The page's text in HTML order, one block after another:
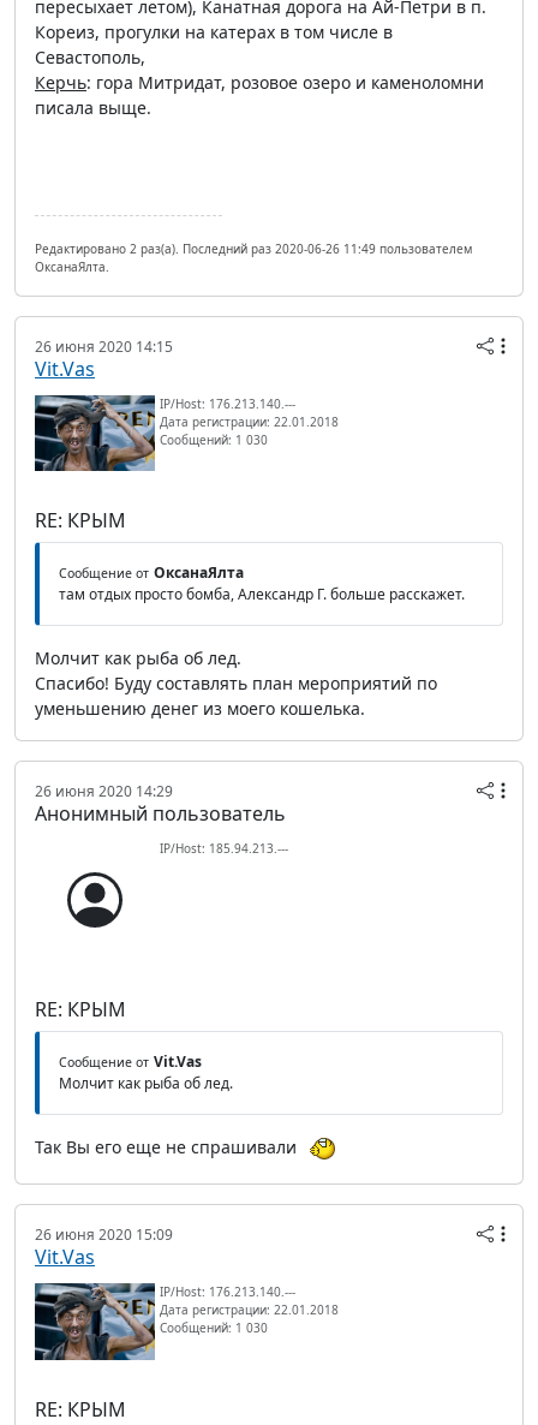
пересыхает летом), Канатная дорога на Ай-Петри в п.
Кореиз, прогулки на катерах в том числе в
Севастополь,
Керчь: гора Митридат, розовое озеро и каменоломни
писала выще.
Редактировано 2 раз(а). Последний раз 2020-06-26 11:49 пользователем
ОксанаЯлта.
26 июня 2020 14:15
Vit.Vas
IP/Host: 176.213.140.---
Дата регистрации: 22.01.2018
Сообщений: 1 030
RE: КРЫМ
Сообщение от ОксанаЯлта
там отдых просто бомба, Александр Г. больше расскажет.
Молчит как рыба об лед.
Спасибо! Буду составлять план мероприятий по
уменьшению денег из моего кошелька.
26 июня 2020 14:29
Анонимный пользователь
IP/Host: 185.94.213.---
RE: КРЫМ
Сообщение от Vit.Vas
Молчит как рыба об лед.
Так Вы его еще не спрашивали
26 июня 2020 15:09
Vit.Vas
IP/Host: 176.213.140.---
Дата регистрации: 22.01.2018
Сообщений: 1 030
RE: КРЫМ